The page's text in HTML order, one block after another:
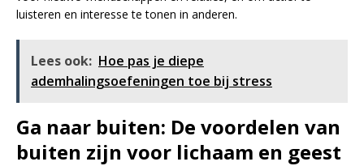
luisteren en interesse te tonen in anderen.
Lees ook: Hoe pas je diepe
ademhalingsoefeningen toe bij stress
Ga naar buiten: De voordelen van
buiten zijn voor lichaam en geest